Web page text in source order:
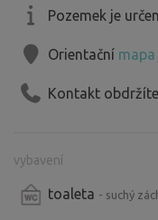
Pozemek je
Orientační mapa
Kontakt
vybavení
toaleta - suchý